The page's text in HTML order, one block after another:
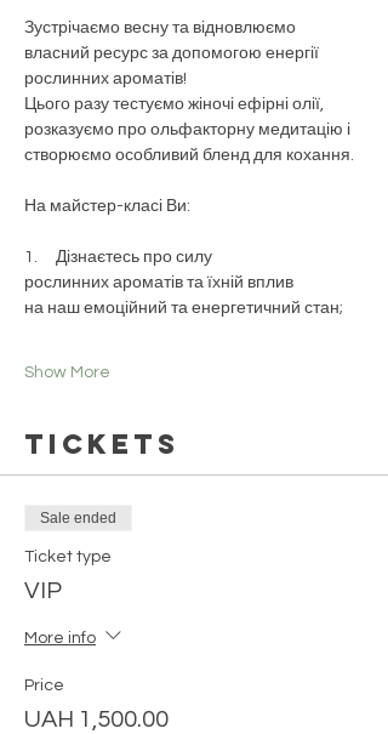
Зустрічаємо весну та відновлюємо
власний ресурс за допомогою енергії
рослинних ароматів!
Цього разу тестуємо жіночі ефірні олії,
розказуємо про ольфакторну медитацію і
створюємо особливий бленд для кохання.
На майстер-класі Ви:
1.     Дізнаєтесь про силу
рослинних ароматів та їхній вплив
на наш емоційний та енергетичний стан;
Show More
Tickets
Sale ended
Ticket type
VIP
More info
Price
UAH 1,500.00